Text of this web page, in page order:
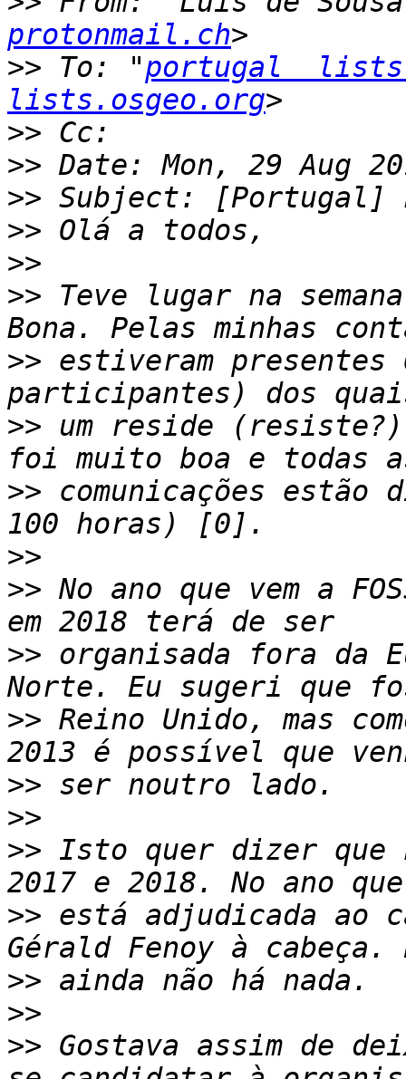
protonmail.ch
>> To: "portugal
lists.osgeo.org
>>
>>
>>
>>
>>
>> Teve lugar na semana
>> estiveram presentes
>> um reside
>> comunicações estão
>>
>> No ano que vem a
>> organisada fora da
>> Reino Unido, mas
>>
>>
>> Isto quer dizer que
>> está adjudicada ao
>>
>>
>> Gostava assim de